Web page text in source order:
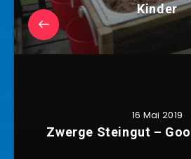
Kinder
16 Mai 2019
Zwerge Steingut –